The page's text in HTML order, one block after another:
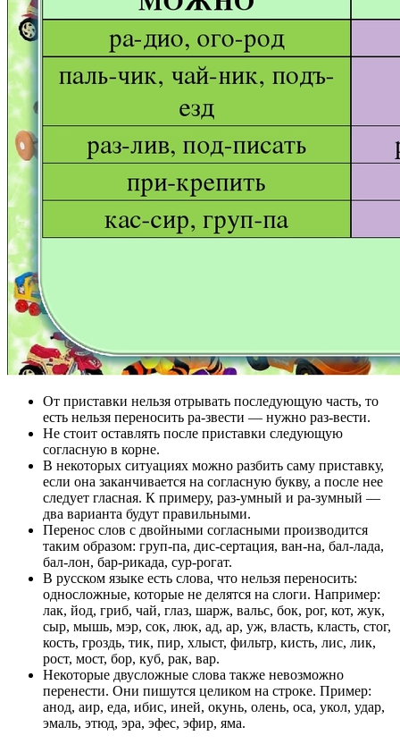
От приставки нельзя отрывать последующую часть, то
есть нельзя переносить ра-звести — нужно раз-вести.
Не стоит оставлять после приставки следующую
согласную в корне.
В некоторых ситуациях можно разбить саму приставку,
если она заканчивается на согласную букву, а после нее
следует гласная. К примеру, раз-умный и ра-зумный —
два варианта будут правильными.
Перенос слов с двойными согласными производится
таким образом: груп-па, дис-сертация, ван-на, бал-лада,
бал-лон, бар-рикада, сур-рогат.
В русском языке есть слова, что нельзя переносить:
односложные, которые не делятся на слоги. Например:
лак, йод, гриб, чай, глаз, шарж, вальс, бок, рог, кот, жук,
сыр, мышь, мэр, сок, люк, ад, ар, уж, власть, класть, стог,
кость, гроздь, тик, пир, хлыст, фильтр, кисть, лис, лик,
рост, мост, бор, куб, рак, вар.
Некоторые двусложные слова также невозможно
перенести. Они пишутся целиком на строке. Пример:
анод, аир, еда, ибис, иней, окунь, олень, оса, укол, удар,
эмаль, этюд, эра, эфес, эфир, яма.